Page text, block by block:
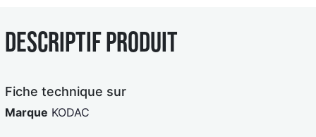
e
u
Descriptif produit
Fiche technique sur
Marque KODAC